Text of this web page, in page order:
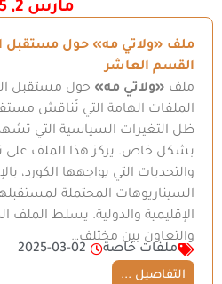
مارس 2, 2025
ملف «ولاتي مه» حول مستقبل
القسم العاشر
ملف «ولاتي مه» حول مستقبل
الملفات الهامة التي تُناقش
ظل التغيرات السياسية التي
بشكل خاص. يركز هذا الملف على
والتحديات التي يواجهها الكورد،
السيناريوهات المحتملة
الإقليمية والدولية. يسلط الملف
والتعاون بين مختلف…
ملفات خاصة
2025-03-02
التفاصيل ...